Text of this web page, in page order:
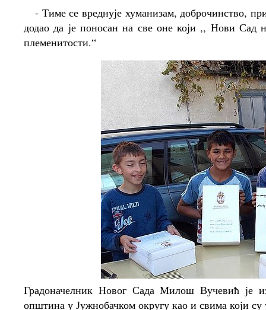
- Тиме се вреднује хуманизам, доброчинство,
додао да је поносан на све оне који ,, Нови
племенитости.“
Градоначелник Новог Сада Милош Вучевић је
општина у Јужнобачком округу као и свима који су